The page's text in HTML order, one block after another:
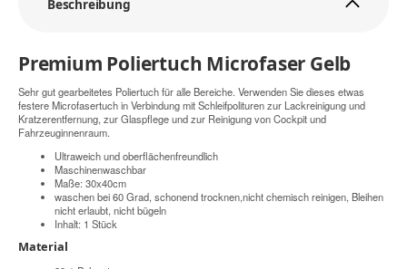
Beschreibung
Premium Poliertuch Microfaser Gelb
Sehr gut gearbeitetes Poliertuch für alle Bereiche. Verwenden Sie dieses etwas
festere Microfasertuch in Verbindung mit Schleifpolituren zur Lackreinigung und
Kratzerentfernung, zur Glaspflege und zur Reinigung von Cockpit und
Fahrzeuginnenraum.
Ultraweich und oberflächenfreundlich
Maschinenwaschbar
Maße: 30x40cm
waschen bei 60 Grad, schonend trocknen,nicht chemisch reinigen, Bleihen
nicht erlaubt, nicht bügeln
Inhalt: 1 Stück
Material